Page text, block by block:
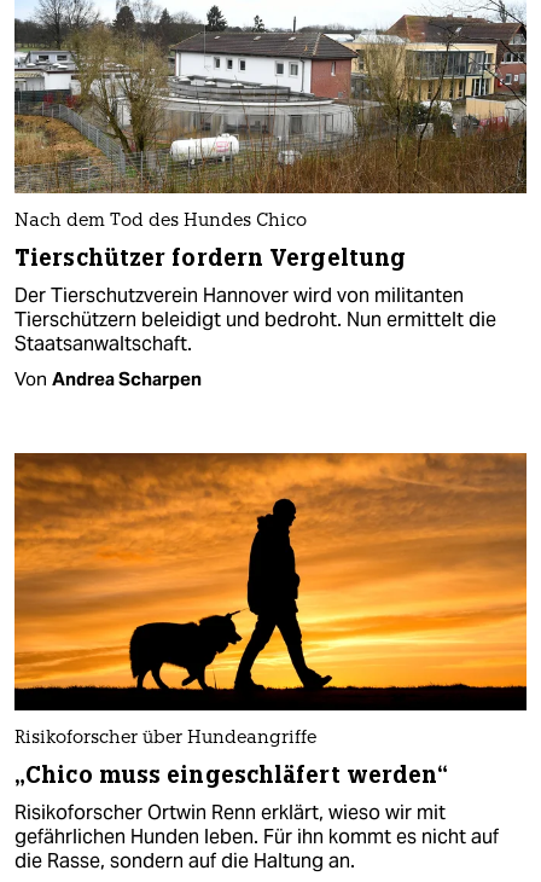
Nach dem Tod des Hundes Chico
Tierschützer fordern Vergeltung
Der Tierschutzverein Hannover wird von militanten
Tierschützern beleidigt und bedroht. Nun ermittelt die
Staatsanwaltschaft.
Von Andrea Scharpen
Risikoforscher über Hundeangriffe
„Chico muss eingeschläfert werden“
Risikoforscher Ortwin Renn erklärt, wieso wir mit
gefährlichen Hunden leben. Für ihn kommt es nicht auf
die Rasse, sondern auf die Haltung an.